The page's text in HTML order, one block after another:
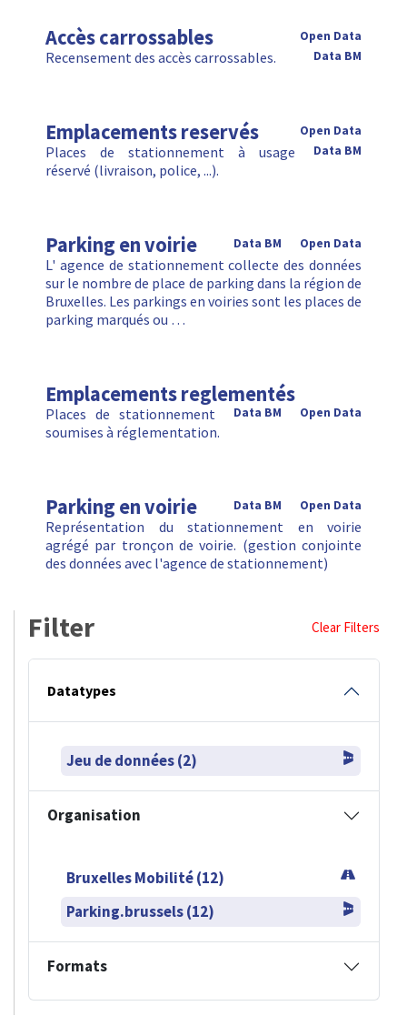
Accès carrossables
Open Data
Data BM
Recensement des accès carrossables.
Emplacements reservés
Open Data
Data BM
Places de stationnement à usage
réservé (livraison, police, ...).
Parking en voirie Open Data
Data BM
L' agence de stationnement collecte des données
sur le nombre de place de parking dans la région de
Bruxelles. Les parkings en voiries sont les places de
parking marqués ou …
Emplacements reglementés
Open Data
Data BM
Places de stationnement
soumises à réglementation.
Parking en voirie Open Data
Data BM
Représentation du stationnement en voirie
agrégé par tronçon de voirie. (gestion conjointe
des données avec l'agence de stationnement)
Filter Clear Filters
Datatypes
Jeu de données (2)
Organisation
Bruxelles Mobilité (12)
Parking.brussels (12)
Formats